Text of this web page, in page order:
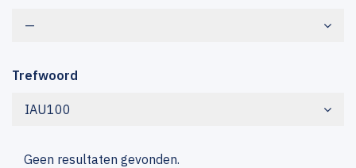
—
Trefwoord
IAU100
Geen resultaten gevonden.